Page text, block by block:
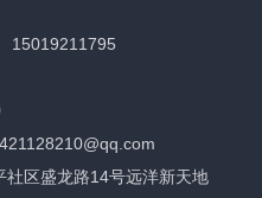
15019211795
区盛龙路14号远洋新天地